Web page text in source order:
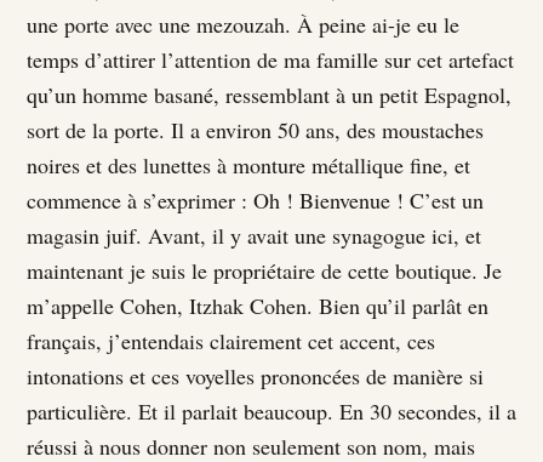
une porte avec une mezouzah. À peine ai-je eu le
temps d’attirer l’attention de ma famille sur cet artefact
qu’un homme basané, ressemblant à un petit Espagnol,
sort de la porte. Il a environ 50 ans, des moustaches
noires et des lunettes à monture métallique fine, et
commence à s’exprimer : Oh ! Bienvenue ! C’est un
magasin juif. Avant, il y avait une synagogue ici, et
maintenant je suis le propriétaire de cette boutique. Je
m’appelle Cohen, Itzhak Cohen. Bien qu’il parlât en
français, j’entendais clairement cet accent, ces
intonations et ces voyelles prononcées de manière si
particulière. Et il parlait beaucoup. En 30 secondes, il a
réussi à nous donner non seulement son nom, mais